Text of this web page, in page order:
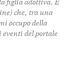
che, tra una
occupo della
eventi del portale